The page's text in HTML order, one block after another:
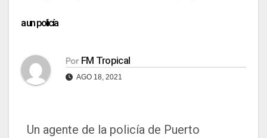
a un policía
Por FM Tropical
AGO 18, 2021
Un agente de la policía de Puerto